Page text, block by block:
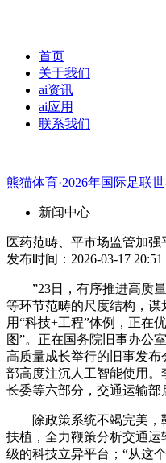
首页
关于我们
ai资讯
ai应用
联系我们
熊猫体育·2026年国际足联
新闻中心
医药范畴、平市场监管加
发布时间：2026-03-17 20:51
”23日，有序推进高质量
等环节范畴的尺度结构，
用“科技+工程”体例，正在
图”。正在国务院旧事办公
高质量成长举行的旧事发布
部高度注沉人工智能使用
长委等六部分，交通运输部
除政策系统不竭完美，
扶植，全力鞭策分析交通
级的科技立异平台；“从这